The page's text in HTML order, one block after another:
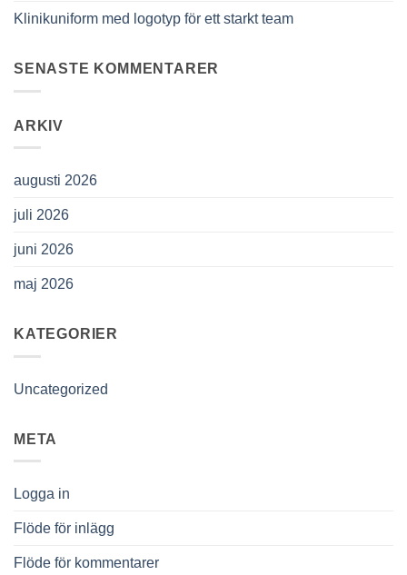
Klinikuniform med logotyp för ett starkt team
SENASTE KOMMENTARER
ARKIV
augusti 2026
juli 2026
juni 2026
maj 2026
KATEGORIER
Uncategorized
META
Logga in
Flöde för inlägg
Flöde för kommentarer